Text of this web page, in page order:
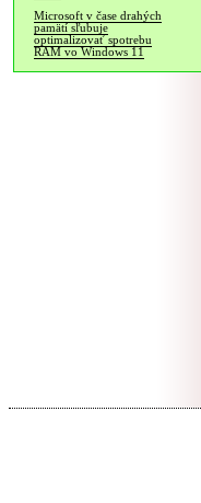
Microsoft v čase drahých
pamätí sľubuje
optimalizovať spotrebu
RAM vo Windows 11